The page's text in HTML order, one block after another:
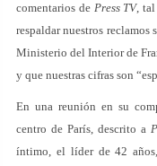
comentarios de Press TV, tal
respaldar nuestros reclamos
Ministerio del Interior de
y que nuestras cifras son
En una reunión en su
centro de París, descrito a
íntimo, el líder de 42